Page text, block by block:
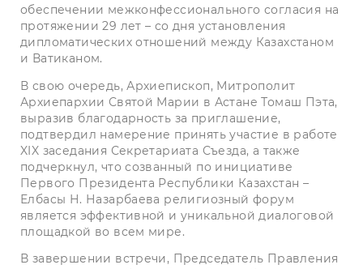
обеспечении межконфессионального согласия на
протяжении 29 лет – со дня установления
дипломатических отношений между Казахстаном
и Ватиканом.
В свою очередь, Архиепископ, Митрополит
Архиепархии Святой Марии в Астане Томаш Пэта,
выразив благодарность за приглашение,
подтвердил намерение принять участие в работе
XIX заседания Секретариата Съезда, а также
подчеркнул, что созванный по инициативе
Первого Президента Республики Казахстан –
Елбасы Н. Назарбаева религиозный форум
является эффективной и уникальной диалоговой
площадкой во всем мире.
В завершении встречи, Председатель Правления